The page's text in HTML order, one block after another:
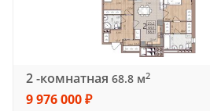
2 -комнатная 68.8 м2
9 976 000 ₽